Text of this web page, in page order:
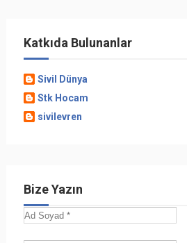
Katkıda Bulunanlar
Sivil Dünya
Stk Hocam
sivilevren
Bize Yazın